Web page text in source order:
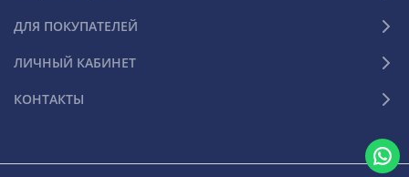
ДЛЯ ПОКУПАТЕЛЕЙ
ЛИЧНЫЙ КАБИНЕТ
КОНТАКТЫ